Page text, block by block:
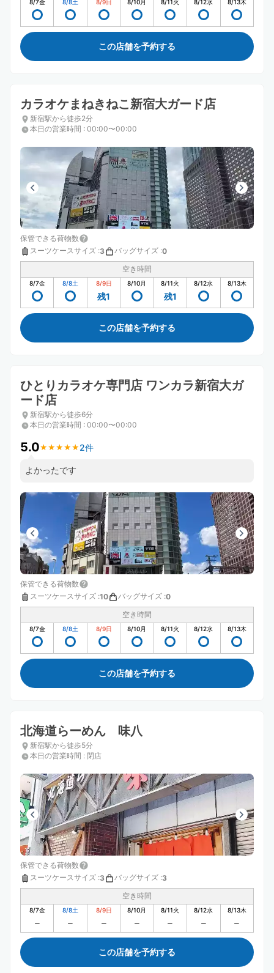
8/7金 8/8土 8/9日 8/10月 8/11 火 8/12水 8/13木
この店舗を予約する
カラオケまねきねこ新宿大ガード店
新宿駅から徒歩2分
本日の営業時間 : 00:00〜00:00
保管できる荷物数
スーツケースサイズ :3 バッグサイズ :0
空き時間
8/7金 8/8土 8/9日
残1
8/10月 8/11火
残1
8/12水 8/13木
この店舗を予約する
ひとりカラオケ専門店 ワンカラ新宿大ガ
ード店
新宿駅から徒歩6分
本日の営業時間 : 00:00〜00:00
5.0★ ★ ★ ★ ★
★ ★ ★ ★ ★ 2件
よかったです
保管できる荷物数
スーツケースサイズ :10 バッグサイズ :0
空き時間
8/7金 8/8土 8/9日 8/10月 8/11火 8/12水 8/13木
この店舗を予約する
北海道らーめん 味八
新宿駅から徒歩5分
本日の営業時間 : 閉店
保管できる荷物数
スーツケースサイズ :3 バッグサイズ :3
空き時間
8/7金 8/8土 8/9日 8/10月 8/11火 8/12水 8/13木
この店舗を予約する